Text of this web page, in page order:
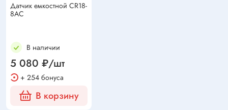
Датчик емкостной CR18-
8AC
В наличии
5 080 ₽/шт
+ 254 бонуса
В корзину